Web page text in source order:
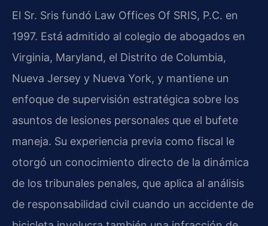
El Sr. Sris fundó Law Offices Of SRIS, P.C. en
1997. Está admitido al colegio de abogados en
Virginia, Maryland, el Distrito de Columbia,
Nueva Jersey y Nueva York, y mantiene un
enfoque de supervisión estratégica sobre los
asuntos de lesiones personales que el bufete
maneja. Su experiencia previa como fiscal le
otorgó un conocimiento directo de la dinámica
de los tribunales penales, que aplica al análisis
de responsabilidad civil cuando un accidente de